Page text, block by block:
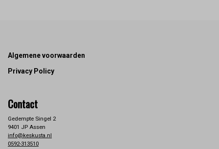
Footer
Algemene voorwaarden
Privacy Policy
Contact
Gedempte Singel 2
9401 JP Assen
info@keskusta.nl
0592-313510